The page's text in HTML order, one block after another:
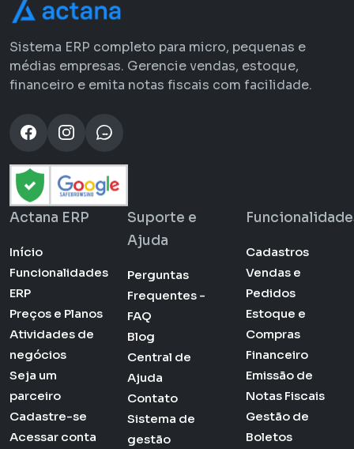
Sistema ERP completo para micro, pequenas e
médias empresas. Gerencie vendas, estoque,
financeiro e emita notas fiscais com facilidade.
Actana ERP
Início
Funcionalidades
ERP
Preços e Planos
Atividades de
negócios
Seja um
parceiro
Cadastre-se
Acessar conta
Suporte e
Ajuda
Perguntas
Frequentes -
FAQ
Blog
Central de
Ajuda
Contato
Sistema de
gestão
Cadastros
Vendas e
Pedidos
Estoque e
Compras
Financeiro
Emissão de
Notas Fiscais
Gestão de
Boletos